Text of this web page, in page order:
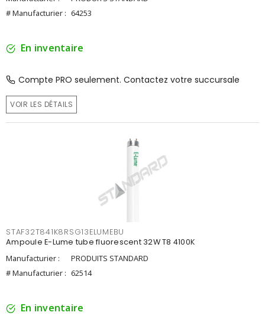
# Manufacturier : 64253
En inventaire
Compte PRO seulement. Contactez votre succursale
VOIR LES DÉTAILS
STAF32T841K8RSG13ELUMEBU
Ampoule E-Lume tube fluorescent 32W T8 4100K
Manufacturier :
PRODUITS STANDARD
# Manufacturier : 62514
En inventaire